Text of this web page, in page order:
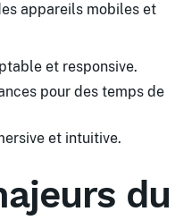
appareils mobiles et
et responsive.
pour des temps de
et intuitive.
du